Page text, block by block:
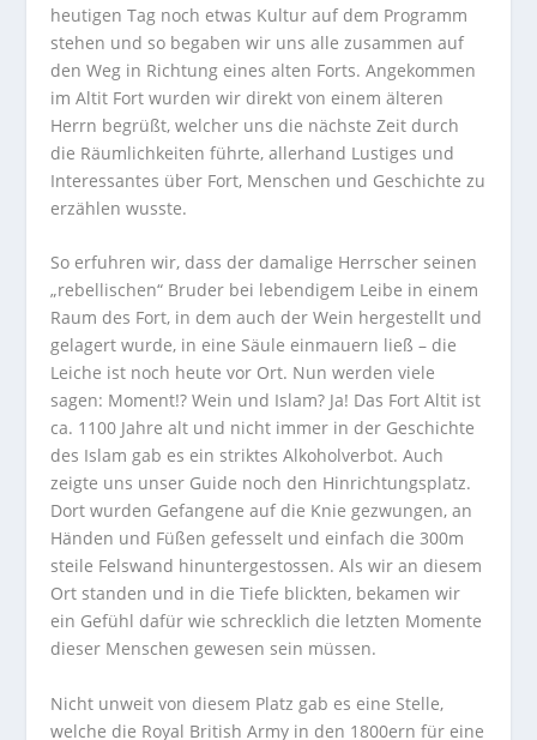
heutigen Tag noch etwas Kultur auf dem Programm
stehen und so begaben wir uns alle zusammen auf
den Weg in Richtung eines alten Forts. Angekommen
im Altit Fort wurden wir direkt von einem älteren
Herrn begrüßt, welcher uns die nächste Zeit durch
die Räumlichkeiten führte, allerhand Lustiges und
Interessantes über Fort, Menschen und Geschichte zu
erzählen wusste.
So erfuhren wir, dass der damalige Herrscher seinen
„rebellischen“ Bruder bei lebendigem Leibe in einem
Raum des Fort, in dem auch der Wein hergestellt und
gelagert wurde, in eine Säule einmauern ließ – die
Leiche ist noch heute vor Ort. Nun werden viele
sagen: Moment!? Wein und Islam? Ja! Das Fort Altit ist
ca. 1100 Jahre alt und nicht immer in der Geschichte
des Islam gab es ein striktes Alkoholverbot. Auch
zeigte uns unser Guide noch den Hinrichtungsplatz.
Dort wurden Gefangene auf die Knie gezwungen, an
Händen und Füßen gefesselt und einfach die 300m
steile Felswand hinuntergestossen. Als wir an diesem
Ort standen und in die Tiefe blickten, bekamen wir
ein Gefühl dafür wie schrecklich die letzten Momente
dieser Menschen gewesen sein müssen.
Nicht unweit von diesem Platz gab es eine Stelle,
welche die Royal British Army in den 1800ern für eine